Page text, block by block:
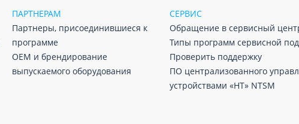
ПАРТНЕРАМ
Партнеры, присоединившиеся к
программе
ОЕМ и брендирование
выпускаемого оборудования
СЕРВИС
Обращение в сервисный
Типы программ сервисной
Проверить поддержку
ПО централизованного
устройствами «НТ» NTSM